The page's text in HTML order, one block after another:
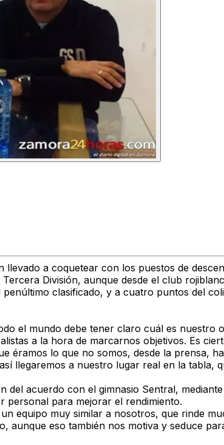
a coquetear con los puestos de
División, aunque desde el club
clasificado, y a cuatro puntos del
el mundo debe tener claro cuál es nuestro
a la hora de marcarnos objetivos. Es
éramos lo que no somos, desde la prensa,
llegaremos a nuestro lugar real en la tabla,
acuerdo con el gimnasio Sentral,
personal para mejorar el rendimiento.
equipo muy similar a nosotros, que rinde
eso también nos motiva y seduce